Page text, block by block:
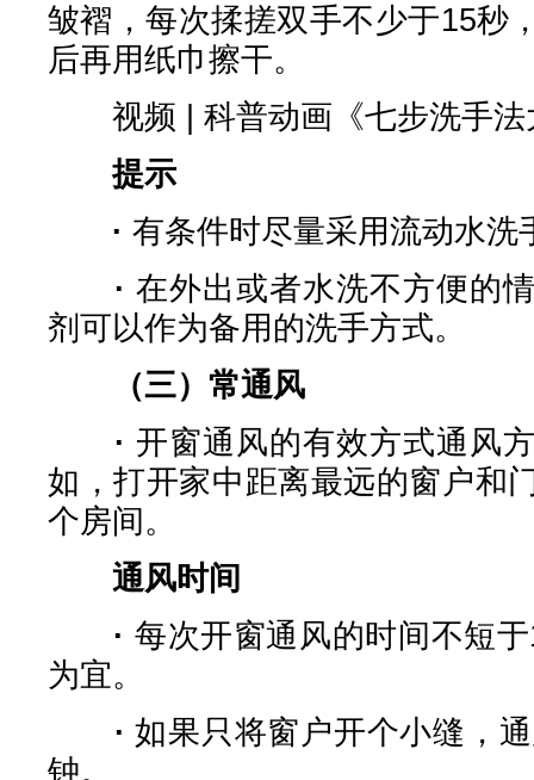
皱褶，每次揉搓双手不少于15秒
后再用纸巾擦干。
视频 | 科普动画《七步洗手法
提示
· 有条件时尽量采用流动水洗
· 在外出或者水洗不方便的
剂可以作为备用的洗手方式。
（三）常通风
· 开窗通风的有效方式通风
如，打开家中距离最远的窗户和
个房间。
通风时间
· 每次开窗通风的时间不短
为宜。
·如果只将窗户开个小缝，
钟。